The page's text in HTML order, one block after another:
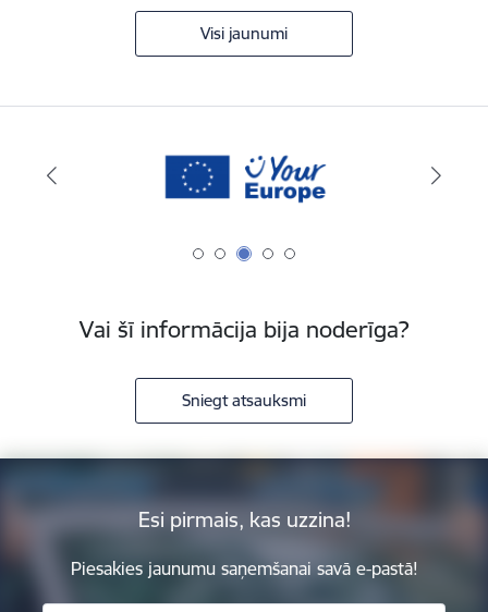
Visi jaunumi
Vai šī informācija bija noderīga?
Sniegt atsauksmi
Esi pirmais, kas uzzina!
Piesakies jaunumu saņemšanai savā e-pastā!